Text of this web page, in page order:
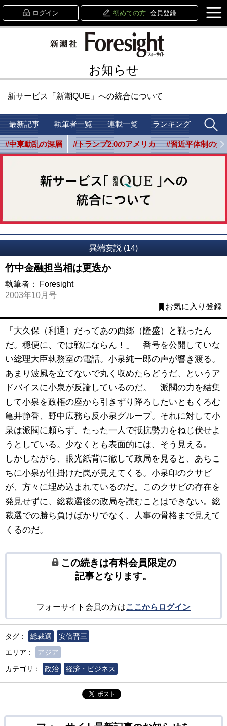
ログイン 初めての方 会員登録
お知らせ
新サービス「新潮QUE」への統合について
最新記事 執筆者一覧 連載一覧 ランキング
#中東動乱の深層 #トランプ2.0のアメリカ #習近平体制の光
異端妄説 (14)
竹中金融担当相は更迭か
執筆者：
Foresight
2003年10月号
お気に入り登録
「大久保（利通）だってあの西郷（隆盛）と戦ったん
だ。穏便に、では戦にならん！」 番号を公開していな
い総理大臣執務室の電話。小泉純一郎の声が響き渡る。
あまり波風を立てないで丸く収めたらどうだ、というア
ドバイスに小泉が反論しているのだ。 派閥の力を結集
して小泉を政権の座から引きずり降ろしたいともくろむ
亀井静香、野中広務ら反小泉グループ。それに対して小
泉は派閥に頼らず、たった一人で抵抗勢力をねじ伏せよ
うとしている。少なくとも表面的には、そう見える。
しかしながら、眼光紙背に徹して政局を見ると、あちこ
ちに小泉が仕掛けた罠が見えてくる。小泉印のクサビ
が、方々に埋め込まれているのだ。このクサビの存在を
発見せずに、総裁選後の政局を読むことはできない。総
裁選での勝ち負けばかりでなく、人事の骨格まで見えて
くるのだ。
この続きは有料会員限定の
記事となります。
フォーサイト会員の方はここからログイン
タグ： 総裁選
安倍晋三
エリア：
アジア
カテゴリ：
政治 経済・ビジネス
ポスト